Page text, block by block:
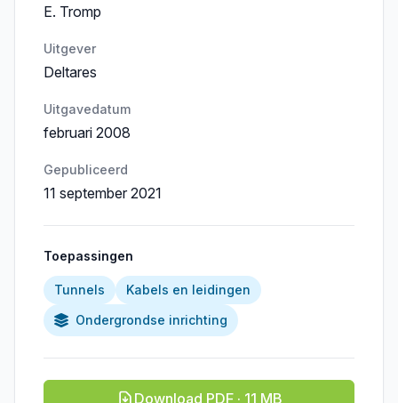
E. Tromp
Uitgever
Deltares
Uitgavedatum
februari 2008
Gepubliceerd
11 september 2021
Toepassingen
Tunnels
Kabels en leidingen
Ondergrondse inrichting
Download PDF · 11 MB